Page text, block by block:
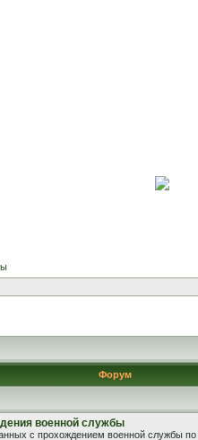
Форум
военной службы
с прохождением военной службы по